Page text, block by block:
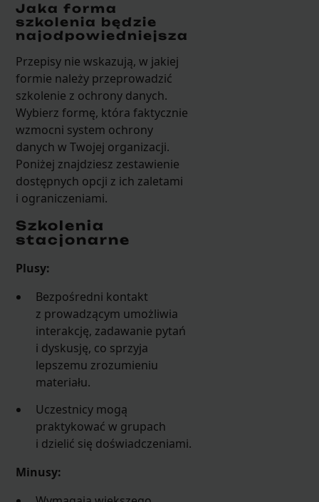
Jaka forma
szkolenia będzie
najodpowiedniejsza
Przepisy nie wskazują, w jakiej
formie należy przeprowadzić
szkolenie z ochrony danych.
Wybierz formę, która faktycznie
wzmocni system ochrony
danych w Twojej organizacji.
Poniżej znajdziesz zestawienie
dostępnych opcji z ich zaletami
i ograniczeniami.
Szkolenia
stacjonarne
Plusy:
Bezpośredni kontakt
z prowadzącym umożliwia
interakcję, zadawanie pytań
i dyskusję, co sprzyja
lepszemu zrozumieniu
materiału.
Uczestnicy mogą
praktykować w grupach
i dzielić się doświadczeniami.
Minusy: